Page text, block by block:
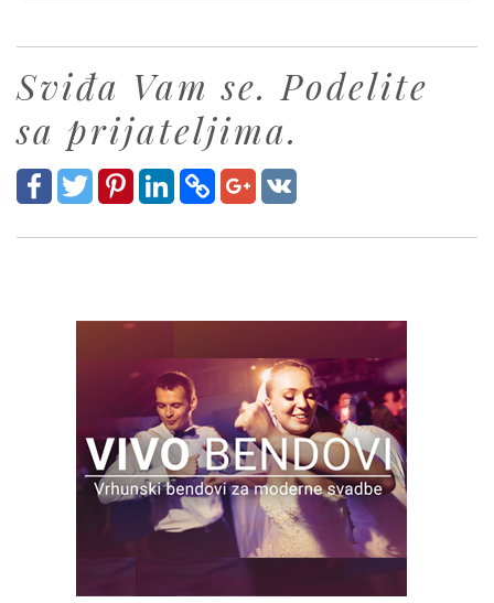
Sviđa Vam se. Podelite
sa prijateljima.